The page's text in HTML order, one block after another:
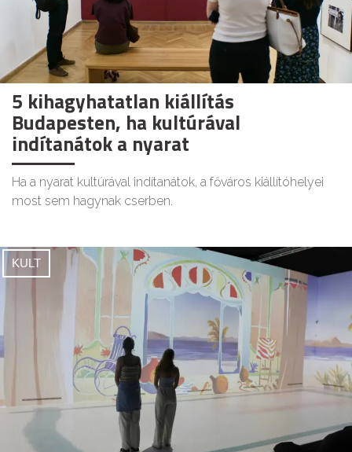
5 kihagyhatatlan kiállítás
Budapesten, ha kultúrával
indítanátok a nyarat
Ha a nyarat kultúrával indítanátok, a főváros kiállítóhelyei
most sem hagynak cserben.
KULT